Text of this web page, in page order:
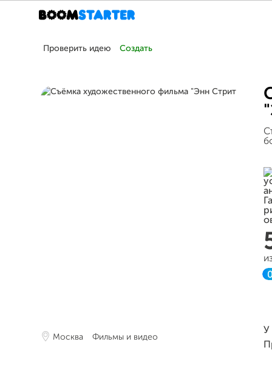
Проверить идею Создать
Москва Фильмы и видео
У